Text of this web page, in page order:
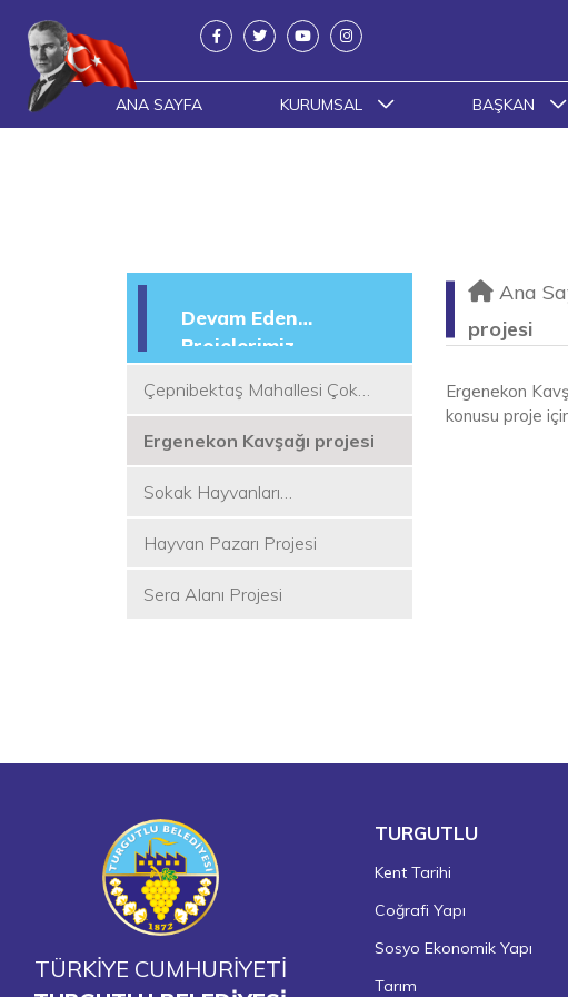
ANA SAYFA KURUMSAL BAŞKAN
Devam Eden
Projelerimiz
Çepnibektaş Mahallesi Çok
Amaçlı Salon ve Cemevi projesi
Ergenekon Kavşağı projesi
Sokak Hayvanları
Hayvan Pazarı Projesi
Sera Alanı Projesi
Ana
projesi
Ergenekon
konusu proje
TÜRKİYE CUMHURİYETİ
TURGUTLU
Kent Tarihi
Coğrafi Yapı
Sosyo Ekonomik Yapı
Tarım